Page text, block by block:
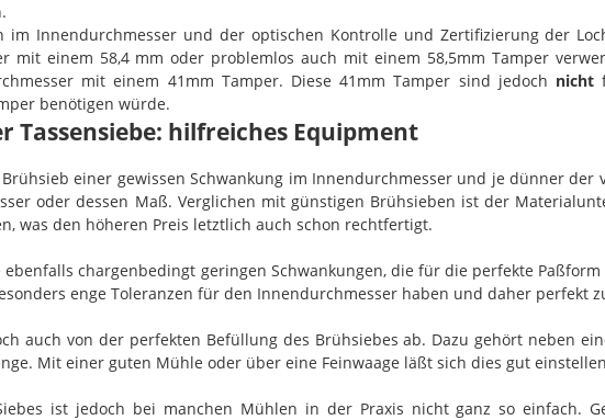
im Innendurchmesser und der optischen Kontrolle und Zertifizierung der
mit einem 58,4 mm oder problemlos auch mit einem 58,5mm Tamper
mit einem 41mm Tamper. Diese 41mm Tamper sind jedoch nicht
benötigen würde.
Tassensiebe: hilfreiches Equipment
einer gewissen Schwankung im Innendurchmesser und je dünner
oder dessen Maß. Verglichen mit günstigen Brühsieben ist der
was den höheren Preis letztlich auch schon rechtfertigt.
chargenbedingt geringen Schwankungen, die für die perfekte
enge Toleranzen für den Innendurchmesser haben und daher perfekt
auch von der perfekten Befüllung des Brühsiebes ab. Dazu gehört neben
Mit einer guten Mühle oder über eine Feinwaage läßt sich dies gut
ist jedoch bei manchen Mühlen in der Praxis nicht ganz so einfach.